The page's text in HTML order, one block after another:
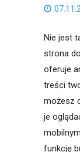
Nie jest
strona
oferuje
treści
możesz
je
funkcję